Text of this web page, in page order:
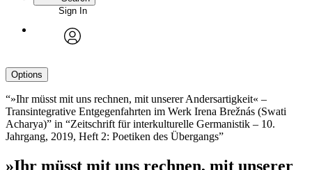
Sign In
Options
“»Ihr müsst mit uns rechnen, mit unserer Andersartigkeit« –
Transintegrative Entgegenfahrten im Werk Irena Brežnás (Swati
Acharya)” in “Zeitschrift für interkulturelle Germanistik – 10.
Jahrgang, 2019, Heft 2: Poetiken des Übergangs”
»Ihr müsst mit uns rechnen, mit unserer